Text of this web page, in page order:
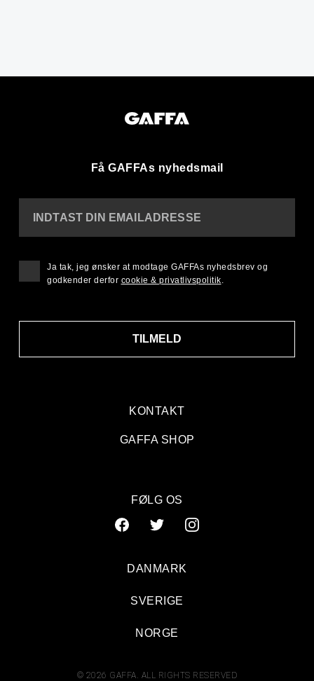
Få GAFFAs nyhedsmail
KONTAKT
GAFFA SHOP
INDTAST DIN EMAILADRESSE
TILMELD
Ja tak, jeg ønsker at modtage GAFFAs nyhedsbrev og
godkender derfor cookie & privatlivspolitik.
FØLG OS
© 2026 GAFFA. ALL RIGHTS RESERVED
DANMARK
SVERIGE
NORGE